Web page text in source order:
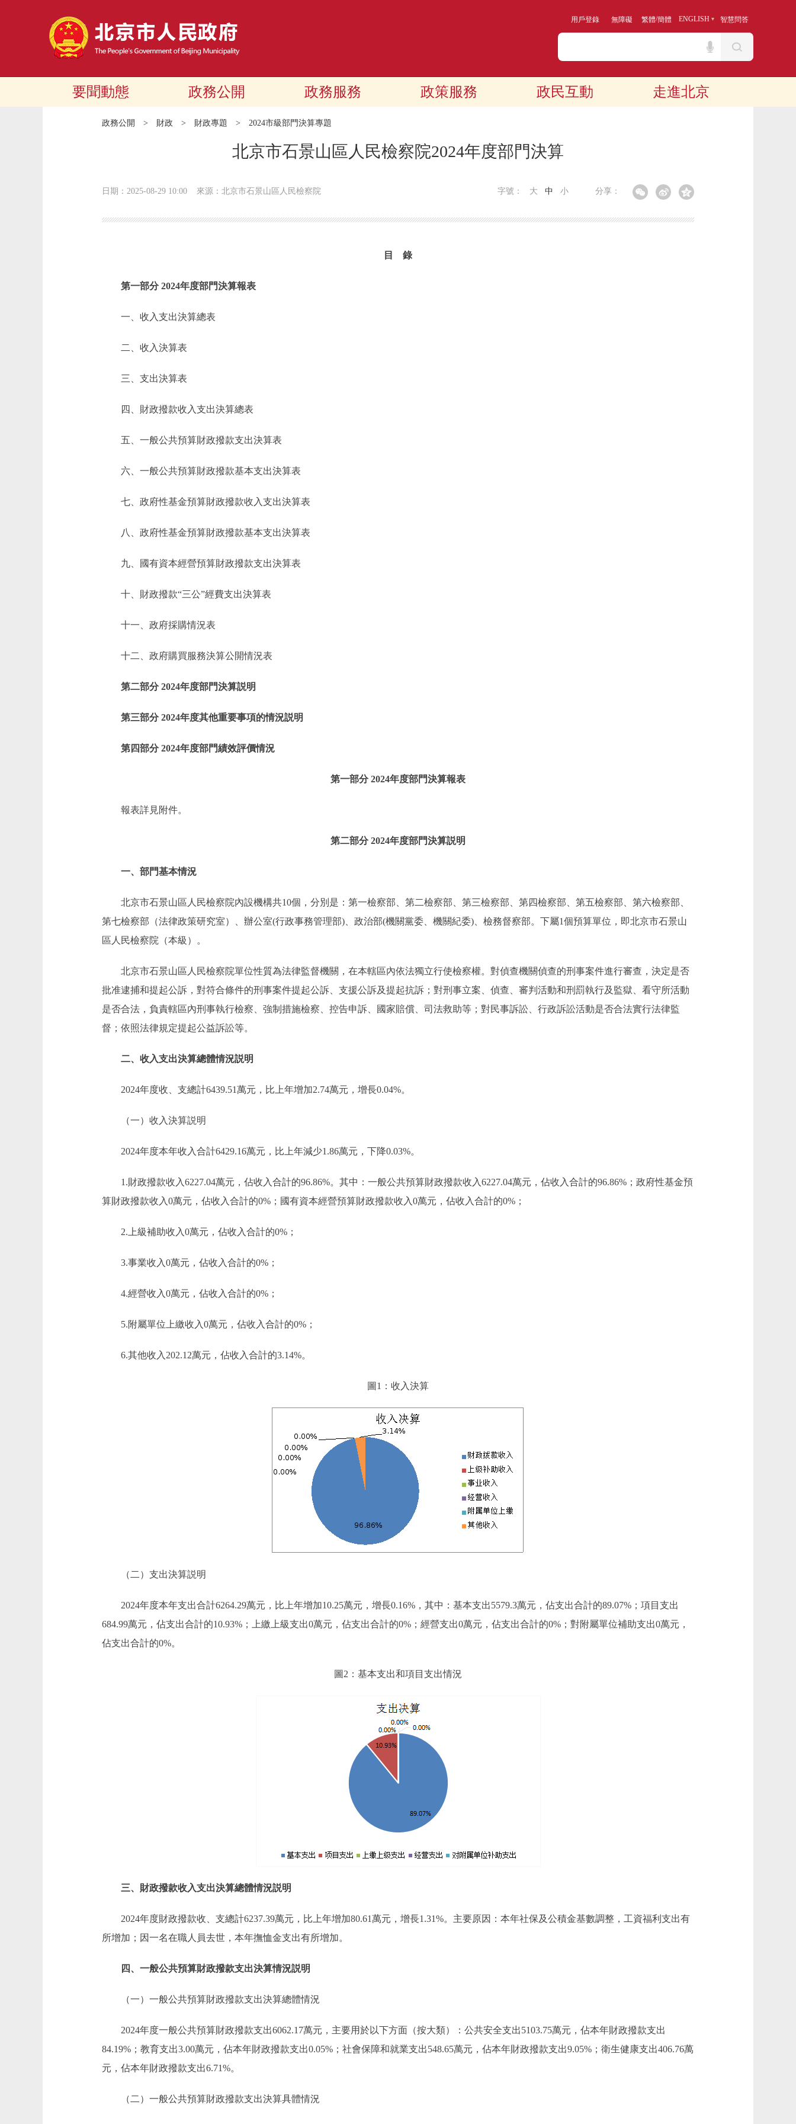
用戶登錄 無障礙 繁體/簡體 ENGLISH 智慧問答
要聞動態 政務公開 政務服務 政策服務 政民互動 走進北京
政務公開 > 財政 > 財政專題 > 2024市級部門決算專題
北京市石景山區人民檢察院2024年度部門決算
日期：2025-08-29 10:00 來源：北京市石景山區人民檢察院 分享：
字號： 大 中 小
目 錄
第一部分 2024年度部門決算報表
一、收入支出決算總表
二、收入決算表
三、支出決算表
四、財政撥款收入支出決算總表
五、一般公共預算財政撥款支出決算表
六、一般公共預算財政撥款基本支出決算表
七、政府性基金預算財政撥款收入支出決算表
八、政府性基金預算財政撥款基本支出決算表
九、國有資本經營預算財政撥款支出決算表
十、財政撥款“三公”經費支出決算表
十一、政府採購情況表
十二、政府購買服務決算公開情況表
第二部分 2024年度部門決算説明
第三部分 2024年度其他重要事項的情況説明
第四部分 2024年度部門績效評價情況
第一部分 2024年度部門決算報表
報表詳見附件。
第二部分 2024年度部門決算説明
一、部門基本情況
北京市石景山區人民檢察院內設機構共10個，分別是：第一檢察部、第二檢察部、第三檢察部、第四檢察部、第五檢察部、第六檢察部、
第七檢察部（法律政策研究室）、辦公室(行政事務管理部)、政治部(機關黨委、機關紀委)、檢務督察部。下屬1個預算單位，即北京市石景山
區人民檢察院（本級）。
北京市石景山區人民檢察院單位性質為法律監督機關，在本轄區內依法獨立行使檢察權。對偵查機關偵查的刑事案件進行審查，決定是否
批准逮捕和提起公訴，對符合條件的刑事案件提起公訴、支援公訴及提起抗訴；對刑事立案、偵查、審判活動和刑罰執行及監獄、看守所活動
是否合法，負責轄區內刑事執行檢察、強制措施檢察、控告申訴、國家賠償、司法救助等；對民事訴訟、行政訴訟活動是否合法實行法律監
督；依照法律規定提起公益訴訟等。
二、收入支出決算總體情況説明
2024年度收、支總計6439.51萬元，比上年增加2.74萬元，增長0.04%。
（一）收入決算説明
2024年度本年收入合計6429.16萬元，比上年減少1.86萬元，下降0.03%。
1.財政撥款收入6227.04萬元，佔收入合計的96.86%。其中：一般公共預算財政撥款收入6227.04萬元，佔收入合計的96.86%；政府性基金預
算財政撥款收入0萬元，佔收入合計的0%；國有資本經營預算財政撥款收入0萬元，佔收入合計的0%；
2.上級補助收入0萬元，佔收入合計的0%；
3.事業收入0萬元，佔收入合計的0%；
4.經營收入0萬元，佔收入合計的0%；
5.附屬單位上繳收入0萬元，佔收入合計的0%；
6.其他收入202.12萬元，佔收入合計的3.14%。
圖1：收入決算
（二）支出決算説明
2024年度本年支出合計6264.29萬元，比上年增加10.25萬元，增長0.16%，其中：基本支出5579.3萬元，佔支出合計的89.07%；項目支出
684.99萬元，佔支出合計的10.93%；上繳上級支出0萬元，佔支出合計的0%；經營支出0萬元，佔支出合計的0%；對附屬單位補助支出0萬元，
佔支出合計的0%。
圖2：基本支出和項目支出情況
三、財政撥款收入支出決算總體情況説明
2024年度財政撥款收、支總計6237.39萬元，比上年增加80.61萬元，增長1.31%。主要原因：本年社保及公積金基數調整，工資福利支出有
所增加；因一名在職人員去世，本年撫恤金支出有所增加。
四、一般公共預算財政撥款支出決算情況説明
（一）一般公共預算財政撥款支出決算總體情況
2024年度一般公共預算財政撥款支出6062.17萬元，主要用於以下方面（按大類）：公共安全支出5103.75萬元，佔本年財政撥款支出
84.19%；教育支出3.00萬元，佔本年財政撥款支出0.05%；社會保障和就業支出548.65萬元，佔本年財政撥款支出9.05%；衛生健康支出406.76萬
元，佔本年財政撥款支出6.71%。
（二）一般公共預算財政撥款支出決算具體情況